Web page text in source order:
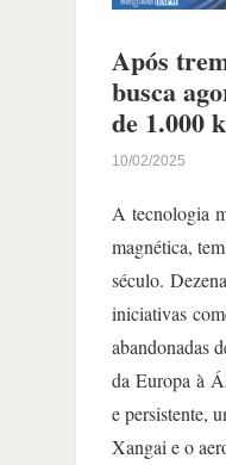
Após
busca
de 1.000
10/02/2025
A tecnologia
magnética,
século.
iniciativas
abandonadas
da Europa à
e persistente,
Xangai e o